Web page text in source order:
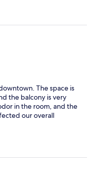
The space is
the balcony is very
in the room, and the
our overall